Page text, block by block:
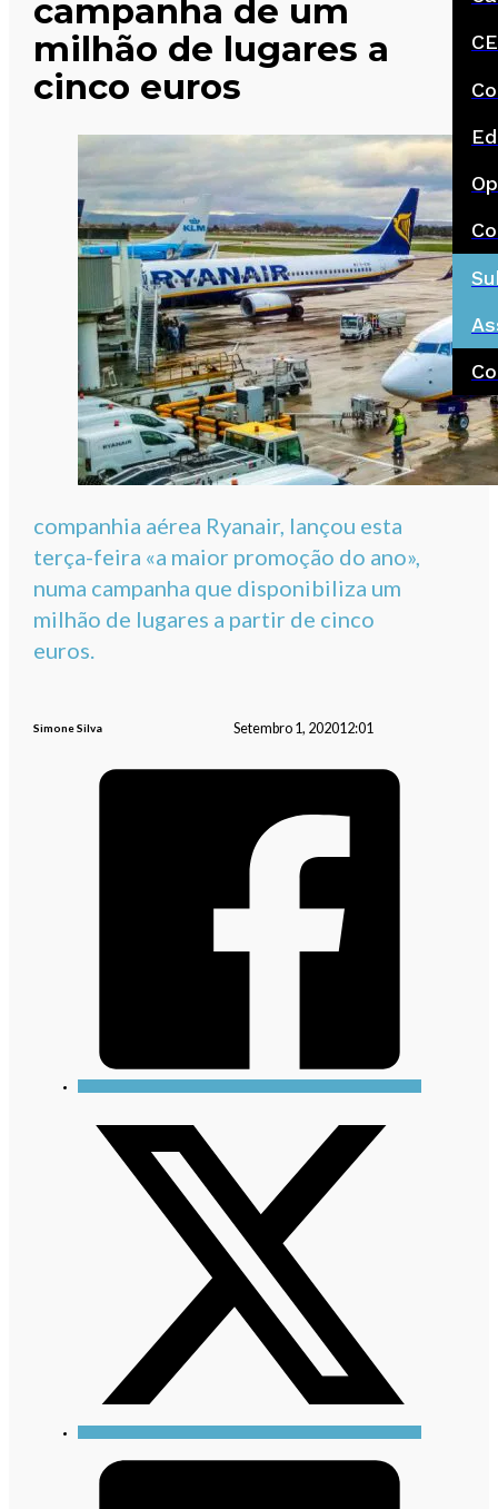
campanha de um
milhão de lugares a
cinco euros
companhia aérea Ryanair, lançou esta
terça-feira «a maior promoção do ano»,
numa campanha que disponibiliza um
milhão de lugares a partir de cinco
euros.
Simone Silva Setembro 1, 202012:01